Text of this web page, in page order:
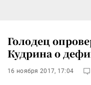
Голодец
Кудрина о
16 ноября 2017, 17:04